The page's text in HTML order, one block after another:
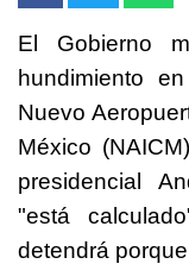
El Gobierno
hundimiento
Nuevo
México
presidencial
"está
detendrá